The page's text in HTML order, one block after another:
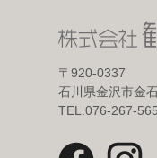
〒920-0337
石川県金沢市金
TEL.076-267-